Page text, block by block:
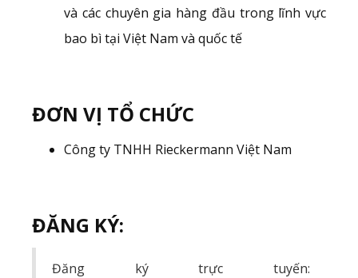
và các chuyên gia hàng đầu trong lĩnh vực
bao bì tại Việt Nam và quốc tế
ĐƠN VỊ TỔ CHỨC ‍
Công ty TNHH Rieckermann Việt Nam
ĐĂNG KÝ:
Đăng ký trực tuyến: